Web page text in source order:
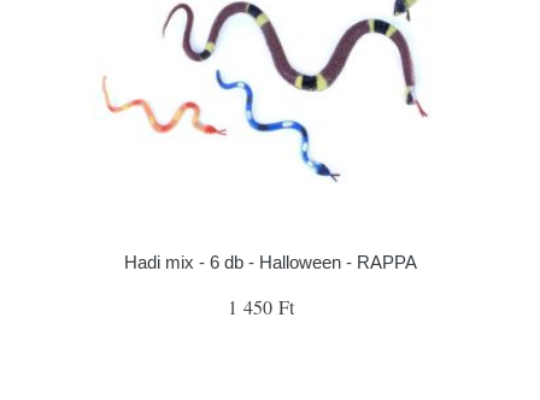
Hadi mix - 6 db - Halloween - RAPPA
1 450 Ft